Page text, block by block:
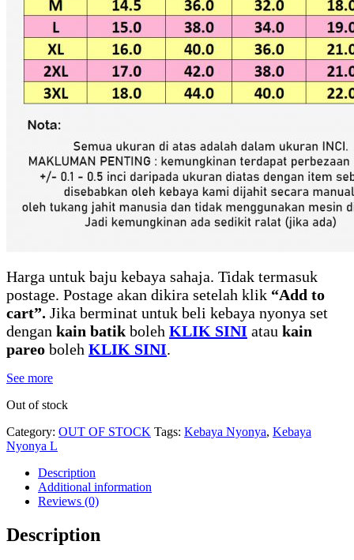
Harga untuk baju kebaya sahaja. Tidak termasuk
postage. Postage akan dikira setelah klik “Add to
cart”. Jika berminat untuk beli kebaya nyonya set
dengan kain batik boleh KLIK SINI atau kain
pareo boleh KLIK SINI.
See more
Out of stock
Category: OUT OF STOCK Tags: Kebaya Nyonya, Kebaya
Nyonya L
Description
Additional information
Reviews (0)
Description